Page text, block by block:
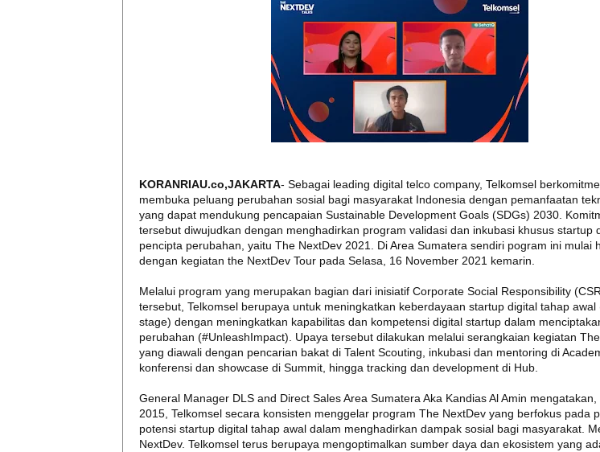
KORANRIAU.co,JAKARTA- Sebagai leading digital telco company, Telkomsel
membuka peluang perubahan sosial bagi masyarakat Indonesia dengan pemanfaatan
yang dapat mendukung pencapaian Sustainable Development Goals (SDGs) 2030.
tersebut diwujudkan dengan menghadirkan program validasi dan inkubasi khusus startup
pencipta perubahan, yaitu The NextDev 2021. Di Area Sumatera sendiri pogram ini mulai
dengan kegiatan the NextDev Tour pada Selasa, 16 November 2021 kemarin.
Melalui program yang merupakan bagian dari inisiatif Corporate Social Responsibility
tersebut, Telkomsel berupaya untuk meningkatkan keberdayaan startup digital tahap awal
stage) dengan meningkatkan kapabilitas dan kompetensi digital startup dalam
perubahan (#UnleashImpact). Upaya tersebut dilakukan melalui serangkaian kegiatan
yang diawali dengan pencarian bakat di Talent Scouting, inkubasi dan mentoring di
konferensi dan showcase di Summit, hingga tracking dan development di Hub.
General Manager DLS and Direct Sales Area Sumatera Aka Kandias Al Amin mengatakan,
2015, Telkomsel secara konsisten menggelar program The NextDev yang berfokus pada
potensi startup digital tahap awal dalam menghadirkan dampak sosial bagi masyarakat.
NextDev. Telkomsel terus berupaya mengoptimalkan sumber daya dan ekosistem yang
JADILAH